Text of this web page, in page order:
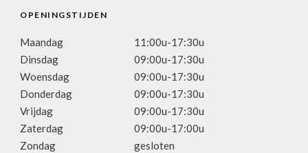
OPENINGSTIJDEN
Maandag
11:00u-17:30u
Dinsdag
09:00u-17:30u
Woensdag
09:00u-17:30u
Donderdag
09:00u-17:30u
Vrijdag
09:00u-17:30u
Zaterdag
09:00u-17:00u
Zondag
gesloten